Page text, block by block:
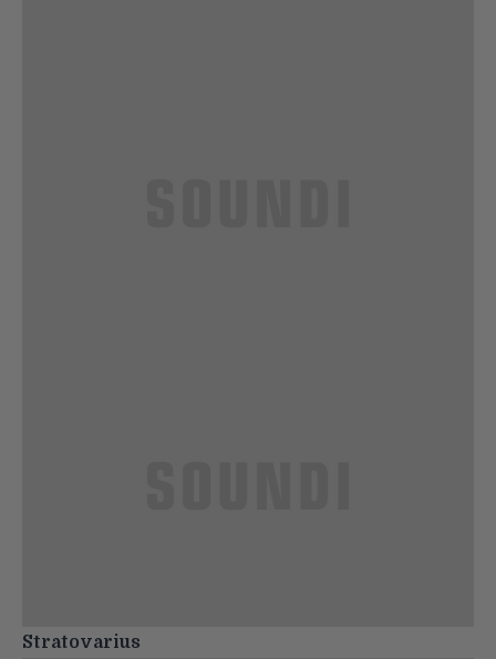
Stratovarius